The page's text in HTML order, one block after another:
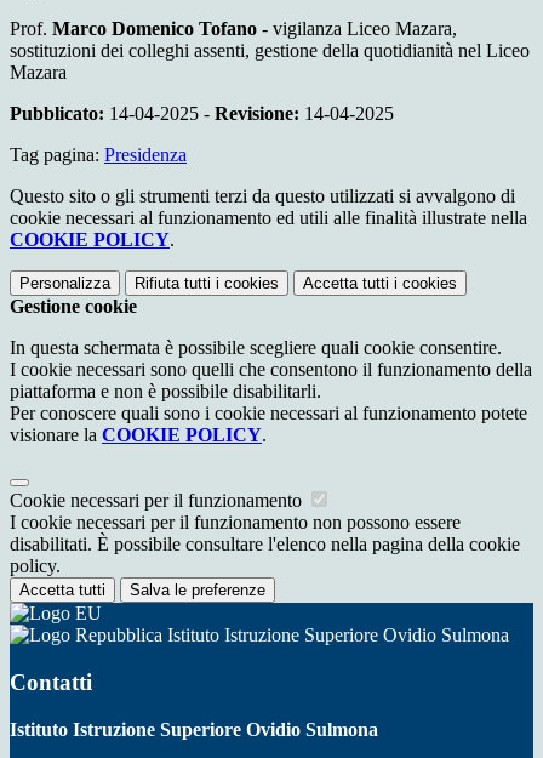
Prof. Marco Domenico Tofano - vigilanza Liceo Mazara,
sostituzioni dei colleghi assenti, gestione della quotidianità nel Liceo
Mazara
Pubblicato: 14-04-2025 - Revisione: 14-04-2025
Tag pagina: Presidenza
Questo sito o gli strumenti terzi da questo utilizzati si avvalgono di
cookie necessari al funzionamento ed utili alle finalità illustrate nella
COOKIE POLICY.
Personalizza Rifiuta tutti i cookies Accetta tutti i cookies
Gestione cookie
In questa schermata è possibile scegliere quali cookie consentire.
I cookie necessari sono quelli che consentono il funzionamento della
piattaforma e non è possibile disabilitarli.
Per conoscere quali sono i cookie necessari al funzionamento potete
visionare la COOKIE POLICY.
Cookie necessari per il funzionamento
I cookie necessari per il funzionamento non possono essere
disabilitati. È possibile consultare l'elenco nella pagina della cookie
policy.
Accetta tutti Salva le preferenze
Istituto Istruzione Superiore Ovidio Sulmona
Contatti
Istituto Istruzione Superiore Ovidio Sulmona